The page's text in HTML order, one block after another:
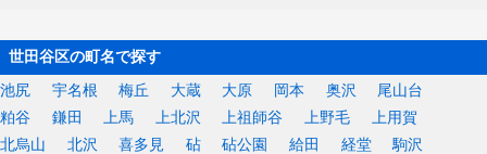
世田谷区の町名で探す
池尻 宇名根 梅丘 大蔵 大原 岡本 奥沢
尾山台
粕谷
鎌田 上馬 上北沢 上祖師谷 上野毛
上用賀
北烏山
北沢 喜多見 砧 砧公園 給田 経堂
駒沢